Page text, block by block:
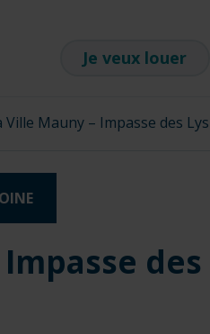
Je veux louer
Ville Mauny – Impasse des Lys
des